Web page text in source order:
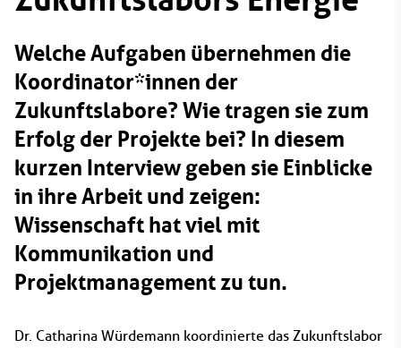
Welche Aufgaben übernehmen die
Koordinator*innen der
Zukunftslabore? Wie tragen sie zum
Erfolg der Projekte bei? In diesem
kurzen Interview geben sie Einblicke
in ihre Arbeit und zeigen:
Wissenschaft hat viel mit
Kommunikation und
Projektmanagement zu tun.
Dr. Catharina Würdemann koordinierte das Zukunftslabor